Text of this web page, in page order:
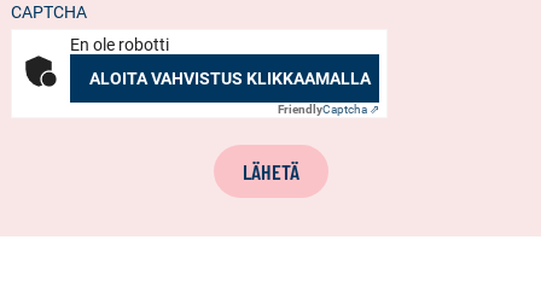
CAPTCHA
En ole robotti
ALOITA VAHVISTUS KLIKKAAMALLA
FriendlyCaptcha ⇗
LÄHETÄ